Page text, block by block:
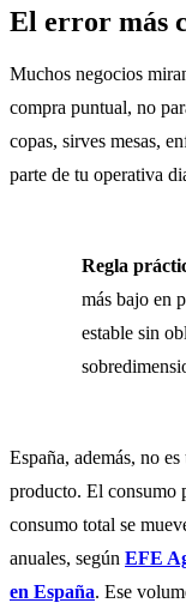
El error más
Muchos negocios
compra puntual, no
copas, sirves mesas,
parte de tu operativa
Regla
más bajo en
estable sin
España, además, no
producto. El consumo
consumo total se
anuales, según EFE
en España. Ese